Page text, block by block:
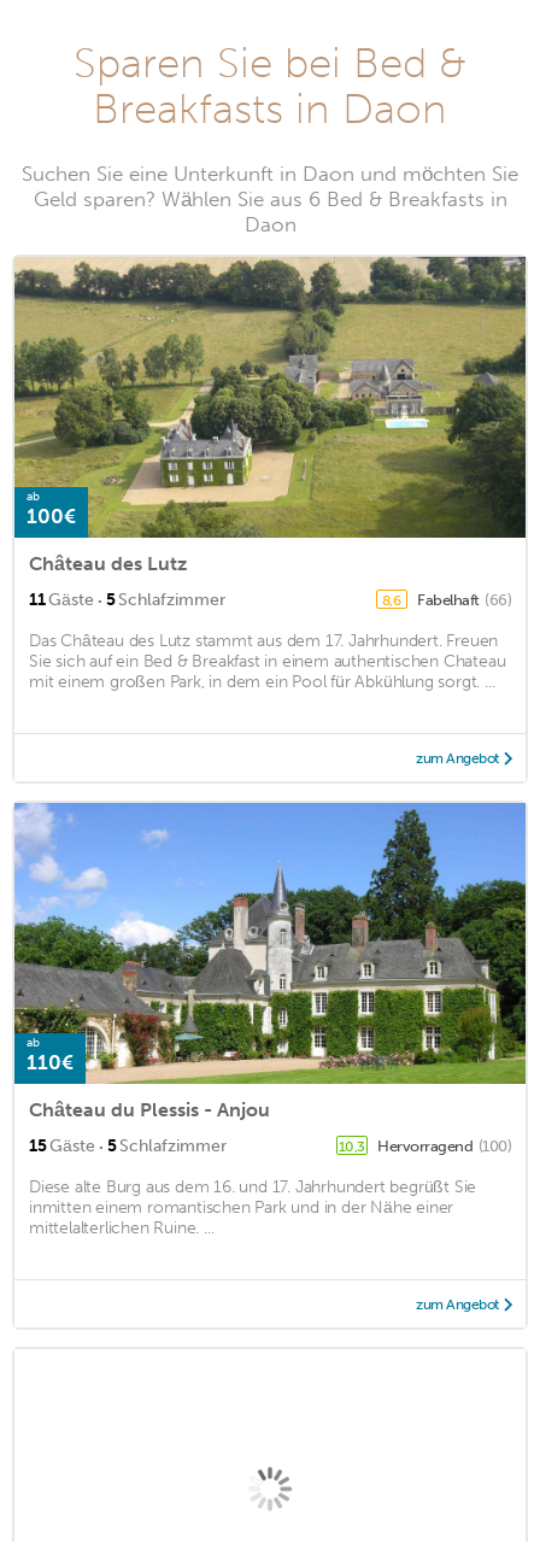
Sparen Sie bei Bed &
Breakfasts in Daon
Suchen Sie eine Unterkunft in Daon und möchten Sie
Geld sparen? Wählen Sie aus 6 Bed & Breakfasts in
Daon
ab
100€
Château des Lutz
11Gäste · 5Schlafzimmer 8,6 Fabelhaft (66)
Das Château des Lutz stammt aus dem 17. Jahrhundert. Freuen
Sie sich auf ein Bed & Breakfast in einem authentischen Chateau
mit einem großen Park, in dem ein Pool für Abkühlung sorgt. ...
zum Angebot
ab
110€
Château du Plessis - Anjou
15Gäste · 5Schlafzimmer 10,3 Hervorragend (100)
Diese alte Burg aus dem 16. und 17. Jahrhundert begrüßt Sie
inmitten einem romantischen Park und in der Nähe einer
mittelalterlichen Ruine. ...
zum Angebot